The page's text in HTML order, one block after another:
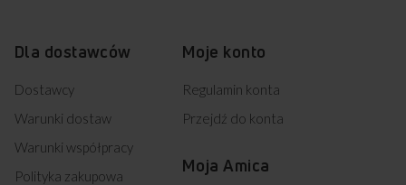
Dla dostawców
Dostawcy
Warunki dostaw
Warunki współpracy
Polityka zakupowa
Moje konto
Regulamin konta
Przejdź do konta
Moja Amica